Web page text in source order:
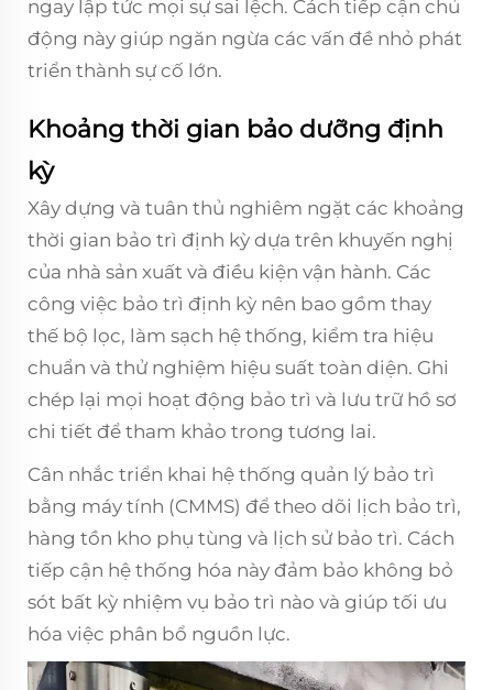
ngay lập tức mọi sự sai lệch. Cách tiếp cận chủ
động này giúp ngăn ngừa các vấn đề nhỏ phát
triển thành sự cố lớn.
Khoảng thời gian bảo dưỡng định
kỳ
Xây dựng và tuân thủ nghiêm ngặt các khoảng
thời gian bảo trì định kỳ dựa trên khuyến nghị
của nhà sản xuất và điều kiện vận hành. Các
công việc bảo trì định kỳ nên bao gồm thay
thế bộ lọc, làm sạch hệ thống, kiểm tra hiệu
chuẩn và thử nghiệm hiệu suất toàn diện. Ghi
chép lại mọi hoạt động bảo trì và lưu trữ hồ sơ
chi tiết để tham khảo trong tương lai.
Cân nhắc triển khai hệ thống quản lý bảo trì
bằng máy tính (CMMS) để theo dõi lịch bảo trì,
hàng tồn kho phụ tùng và lịch sử bảo trì. Cách
tiếp cận hệ thống hóa này đảm bảo không bỏ
sót bất kỳ nhiệm vụ bảo trì nào và giúp tối ưu
hóa việc phân bổ nguồn lực.